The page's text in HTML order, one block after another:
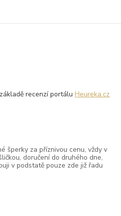
recenzí portáluHeureka.cz
šperky za příznivou cenu, vždy v
doručení do druhého dne,
v podstatě pouze zde již řadu